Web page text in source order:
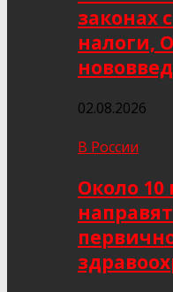
законах
налоги,
02.08.2026
В России
Около